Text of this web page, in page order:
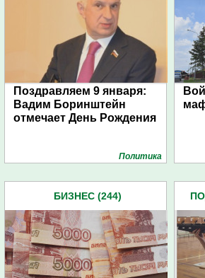
Поздравляем 9 января:
Вадим Боринштейн
отмечает День Рождения
Политика
БИЗНЕС (244)